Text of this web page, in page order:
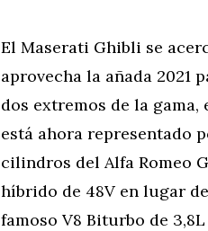
El Maserati Ghibli se
aprovecha la añada 2021
dos extremos de la
está ahora representado
cilindros del Alfa Romeo
híbrido de 48V en lugar
famoso V8 Biturbo de